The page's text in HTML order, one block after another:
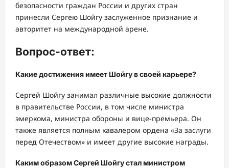
безопасности граждан России и других стран
принесли Сергею Шойгу заслуженное признание и
авторитет на международной арене.
Вопрос-ответ:
Какие достижения имеет Шойгу в своей карьере?
Сергей Шойгу занимал различные высокие должности
в правительстве России, в том числе министра
эмеркома, министра обороны и вице-премьера. Он
также является полным кавалером ордена «За заслуги
перед Отечеством» и имеет другие высокие награды.
Каким образом Сергей Шойгу стал министром